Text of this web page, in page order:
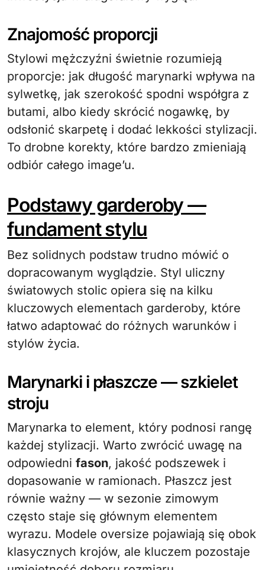
Znajomość proporcji
Stylowi mężczyźni świetnie rozumieją
proporcje: jak długość marynarki wpływa na
sylwetkę, jak szerokość spodni współgra z
butami, albo kiedy skrócić nogawkę, by
odsłonić skarpetę i dodać lekkości stylizacji.
To drobne korekty, które bardzo zmieniają
odbiór całego image’u.
Podstawy garderoby —
fundament stylu
Bez solidnych podstaw trudno mówić o
dopracowanym wyglądzie. Styl uliczny
światowych stolic opiera się na kilku
kluczowych elementach garderoby, które
łatwo adaptować do różnych warunków i
stylów życia.
Marynarki i płaszcze — szkielet
stroju
Marynarka to element, który podnosi rangę
każdej stylizacji. Warto zwrócić uwagę na
odpowiedni fason, jakość podszewek i
dopasowanie w ramionach. Płaszcz jest
równie ważny — w sezonie zimowym
często staje się głównym elementem
wyrazu. Modele oversize pojawiają się obok
klasycznych krojów, ale kluczem pozostaje